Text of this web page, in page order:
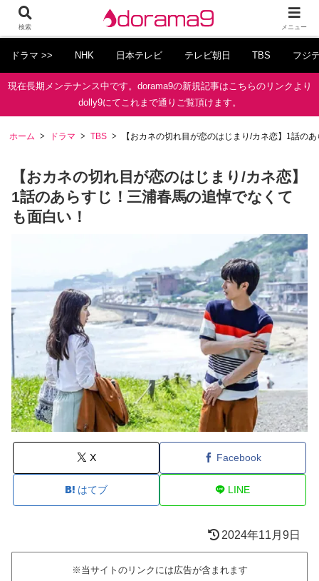
ドラマ >> NHK 日本テレビ テレビ朝日 TBS フジ
現在長期メンテナンス中です。dorama9の新規記事はこちらのリンクより
dolly9にてこれまで通りご覧頂けます。
ホーム ドラマ TBS 【おカネの切れ目が恋のはじまり/カネ恋】1話の
【おカネの切れ目が恋のはじまり/カネ恋】
1話のあらすじ！三浦春馬の追悼でなくて
も面白い！
X Facebook
はてブ LINE
2024年11月9日
※当サイトのリンクには広告が含まれます
検索 メニュー